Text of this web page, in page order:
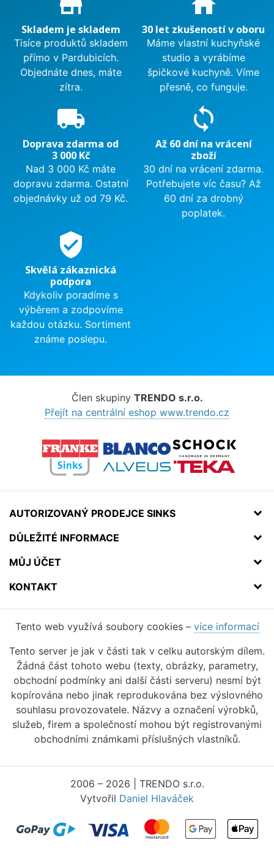
Skladem je skladem
Tisíce produktů skladem
přímo v Pardubicích.
Objednáte dnes, máte
zítra.
30 let zkušeností v oboru
Máme vlastní kuchyňské
studio a vyrábíme
špičkové kuchyně. Víme
přesně, co funguje.
local_shipping
Doprava zdarma od
3 000 Kč
Nad 3 000 Kč máte
dopravu zdarma. Ostatní
objednávky už od 79 Kč.
sync
Až 60 dní na vrácení
zboží
30 dní na vrácení zdarma.
Potřebujete víc času? Až
60 dní za drobný
poplatek.
verified_user
Skvělá zákaznická
podpora
Kdykoliv poradíme s
výběrem a zodpovíme
každou otázku. Sortiment
známe poslepu.
Člen skupiny TRENDO s.r.o.
Přejít na centrální eshop www.trendo.cz
AUTORIZOVANÝ PRODEJCE SINKS
DŮLEŽITÉ INFORMACE
MŮJ ÚČET
KONTAKT
Tento web využívá soubory cookies – více informací
Tento server je jak v části tak v celku autorským dílem.
Žádná část tohoto webu (texty, obrázky, parametry,
obchodní podmínky ani další části serveru) nesmí být
kopírována nebo jinak reprodukována bez výslovného
souhlasu provozovatele. Názvy a označení výrobků,
služeb, firem a společností mohou být registrovanými
obchodními známkami příslušných vlastníků.
2006 – 2026 | TRENDO s.r.o.
Vytvořil Daniel Hlaváček